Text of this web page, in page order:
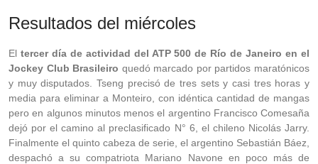
Resultados del miércoles
El tercer día de actividad del ATP 500 de Río de Janeiro en el
Jockey Club Brasileiro quedó marcado por partidos maratónicos
y muy disputados. Tseng precisó de tres sets y casi tres horas y
media para eliminar a Monteiro, con idéntica cantidad de mangas
pero en algunos minutos menos el argentino Francisco Comesaña
dejó por el camino al preclasificado N° 6, el chileno Nicolás Jarry.
Finalmente el quinto cabeza de serie, el argentino Sebastián Báez,
despachó a su compatriota Mariano Navone en poco más de